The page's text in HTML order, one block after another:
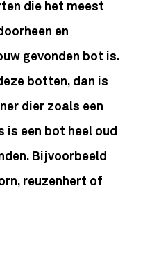
die het meest
en
gevonden bot is.
botten, dan is
dier zoals een
is een bot heel oud
Bijvoorbeeld
reuzenhert of